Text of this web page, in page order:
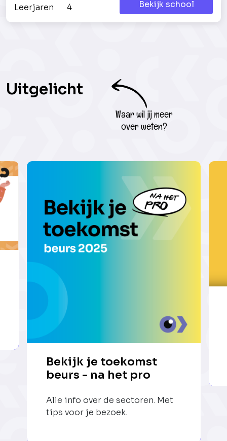
Leerjaren 4 Bekijk school
Uitgelicht
Waar wil jij meer
over weten?
Bekijk je toekomst
beurs - na het pro
Alle info over de sectoren. Met
tips voor je bezoek.